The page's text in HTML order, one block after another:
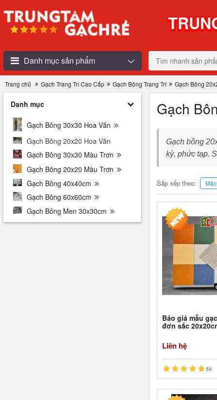
Danh mục sản phẩm
Trang chủ Gạch Trang Trí Cao Cấp Gạch Bông Trang Trí Gạch Bông
Danh mục
Gạch Bông 30x30 Hoa Văn
Gạch Bông 20x20 Hoa Văn
Gạch Bông 30x30 Màu Trơn
Gạch Bông 20x20 Màu Trơn
Gạch Bông 40x40cm
Gạch Bông 60x60cm
Gạch Bông Men 30x30cm
Gạch
Gạch bông
kỳ, phức tạp.
Sắp xếp theo:
Báo giá mẫu
đơn sắc
Liên hệ
59